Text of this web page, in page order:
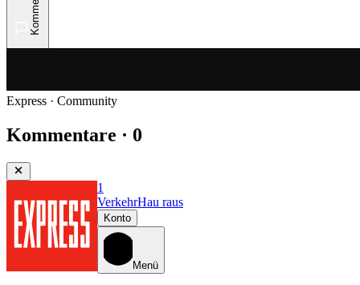
Express · Community
Kommentare · 0
1
VerkehrHau raus
Konto
Menü